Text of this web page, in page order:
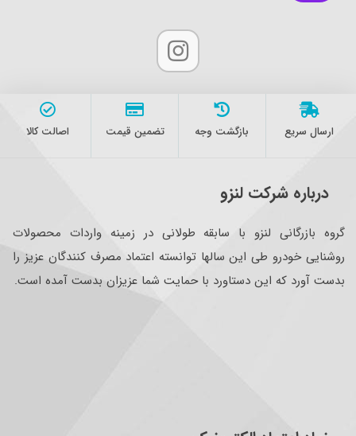
ارسال سریع بازگشت وجه تضمین قیمت اصالت کالا
درباره شرکت لنزو
گروه بازرگانی لنزو با سابقه طولانی در زمینه واردات محصولات
روشنایی خودرو طی این سالها توانسته اعتماد مصرف کنندگان عزیز را
بدست آورد که این دستاورد با حمایت شما عزیزان بدست آمده است.